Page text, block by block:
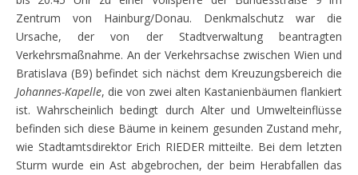
Zentrum von Hainburg/Donau. Denkmalschutz war die
Ursache, der von der Stadtverwaltung beantragten
Verkehrsmaßnahme. An der Verkehrsachse zwischen Wien und
Bratislava (B9) befindet sich nächst dem Kreuzungsbereich die
Johannes-Kapelle, die von zwei alten Kastanienbäumen flankiert
ist. Wahrscheinlich bedingt durch Alter und Umwelteinflüsse
befinden sich diese Bäume in keinem gesunden Zustand mehr,
wie Stadtamtsdirektor Erich RIEDER mitteilte. Bei dem letzten
Sturm wurde ein Ast abgebrochen, der beim Herabfallen das